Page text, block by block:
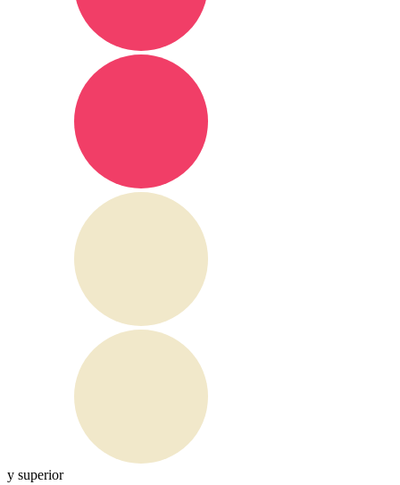
y superior